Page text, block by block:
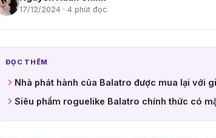
17/12/2024 · 4 phút đọc
ĐỌC THÊM
Nhà phát hành của Balatro được mua lại với
Siêu phẩm roguelike Balatro chính thức có